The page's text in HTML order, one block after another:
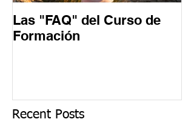
Las "FAQ" del Curso de
Formación
Recent Posts